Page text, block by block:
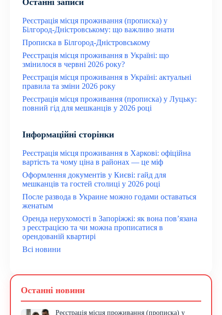
Останні записи
Реєстрація місця проживання (прописка) у
Білгород-Дністровському: що важливо знати
Прописка в Білгород-Дністровському
Реєстрація місця проживання в Україні: що
змінилося в червні 2026 року?
Реєстрація місця проживання в Україні: актуальні
правила та зміни 2026 року
Реєстрація місця проживання (прописка) у Луцьку:
повний гід для мешканців у 2026 році
Інформаційні сторінки
Реєстрація місця проживання в Харкові: офіційна
вартість та чому ціна в районах — це міф
Оформлення документів у Києві: гайд для
мешканців та гостей столиці у 2026 році
После развода в Украине можно годами оставаться
женатым
Оренда нерухомості в Запоріжжі: як вона пов’язана
з реєстрацією та чи можна прописатися в
орендованій квартирі
Всі новини
Останні новини
Реєстрація місця проживання (прописка) у